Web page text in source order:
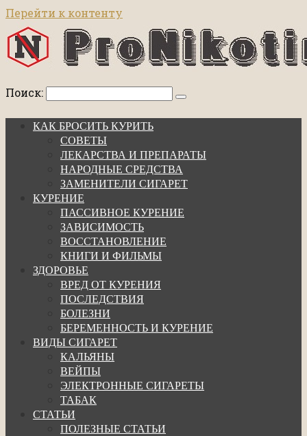
Перейти к контенту
Поиск:
КАК БРОСИТЬ КУРИТЬ
СОВЕТЫ
ЛЕКАРСТВА И ПРЕПАРАТЫ
НАРОДНЫЕ СРЕДСТВА
ЗАМЕНИТЕЛИ СИГАРЕТ
КУРЕНИЕ
ПАССИВНОЕ КУРЕНИЕ
ЗАВИСИМОСТЬ
ВОССТАНОВЛЕНИЕ
КНИГИ И ФИЛЬМЫ
ЗДОРОВЬЕ
ВРЕД ОТ КУРЕНИЯ
ПОСЛЕДСТВИЯ
БОЛЕЗНИ
БЕРЕМЕННОСТЬ И КУРЕНИЕ
ВИДЫ СИГАРЕТ
КАЛЬЯНЫ
ВЕЙПЫ
ЭЛЕКТРОННЫЕ СИГАРЕТЫ
ТАБАК
СТАТЬИ
ПОЛЕЗНЫЕ СТАТЬИ